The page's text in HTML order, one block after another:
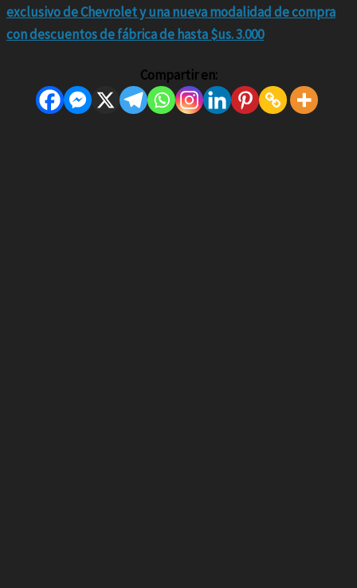
exclusivo de Chevrolet y una nueva modalidad de compra
con descuentos de fábrica de hasta $us. 3.000
Compartir en: